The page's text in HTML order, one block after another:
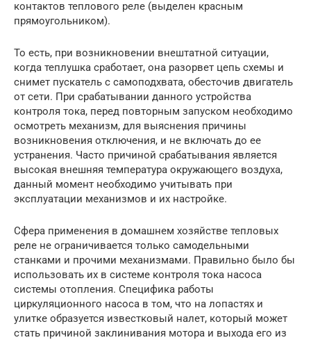
контактов теплового реле (выделен красным
прямоугольником).
То есть, при возникновении внештатной ситуации,
когда теплушка сработает, она разорвет цепь схемы и
снимет пускатель с самоподхвата, обесточив двигатель
от сети. При срабатывании данного устройства
контроля тока, перед повторным запуском необходимо
осмотреть механизм, для выяснения причины
возникновения отключения, и не включать до ее
устранения. Часто причиной срабатывания является
высокая внешняя температура окружающего воздуха,
данный момент необходимо учитывать при
эксплуатации механизмов и их настройке.
Сфера применения в домашнем хозяйстве тепловых
реле не ограничивается только самодельными
станками и прочими механизмами. Правильно было бы
использовать их в системе контроля тока насоса
системы отопления. Специфика работы
циркуляционного насоса в том, что на лопастях и
улитке образуется известковый налет, который может
стать причиной заклинивания мотора и выхода его из